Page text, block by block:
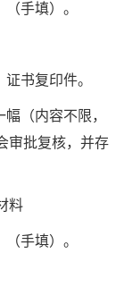
手填）。
书复印件。
幅（内容不限，
审批复核，并存
料
手填）。